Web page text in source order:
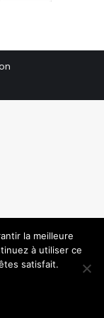
la meilleure
à utiliser ce
satisfait.